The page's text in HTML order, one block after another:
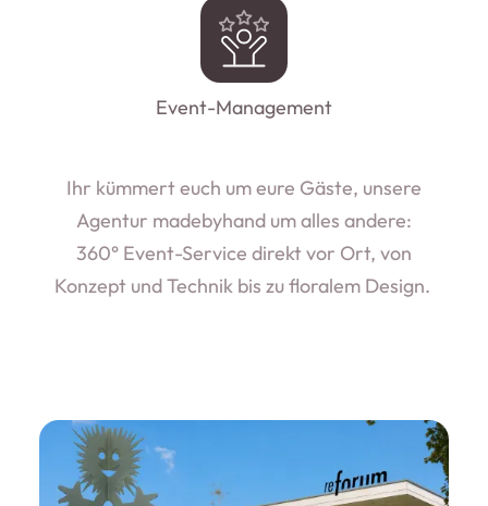
Event-Management
Ihr kümmert euch um eure Gäste, unsere
Agentur madebyhand um alles andere:
360° Event-Service direkt vor Ort, von
Konzept und Technik bis zu floralem Design.